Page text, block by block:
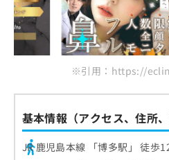
※引用：https://
基本情報（アクセス、住所、
JR 鹿児島本線 「博多駅」 徒歩